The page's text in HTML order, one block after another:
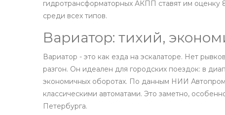
гидротрансформаторных АКПП ставят им оценку
среди всех типов.
Вариатор: тихий,
Вариатор - это как езда на эскалаторе. Нет
разгон. Он идеален для городских поездок: в
экономичных оборотах. По данным НИИ
классическими автоматами. Это заметно,
Петербурга.